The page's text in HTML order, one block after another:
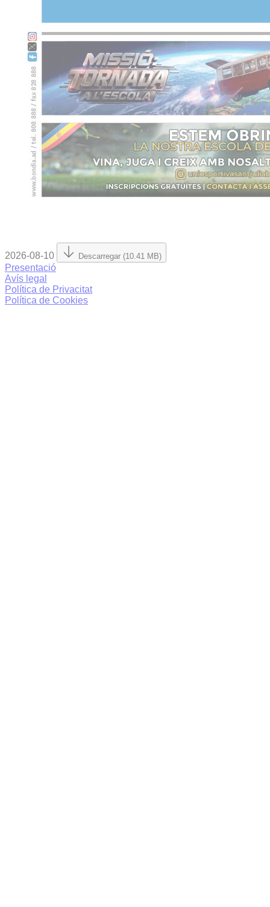
2026-08-10 Descarregar (10.41 MB)
Presentació
Avís legal
Política de Privacitat
Política de Cookies